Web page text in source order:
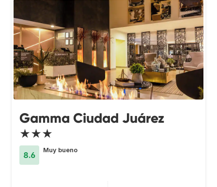
Gamma Ciudad Juárez
★★★
8.6
Muy bueno